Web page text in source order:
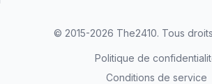
© 2015-2026 The2410. Tous
Politique de
Conditions de service